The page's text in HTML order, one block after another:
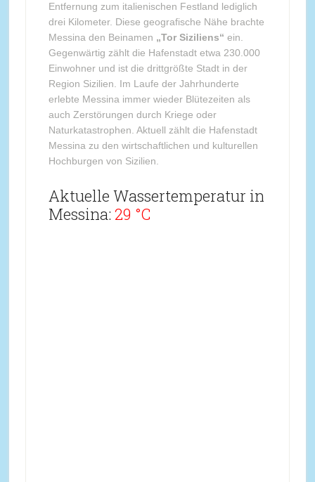
Entfernung zum italienischen Festland lediglich
drei Kilometer. Diese geografische Nähe brachte
Messina den Beinamen „Tor Siziliens“ ein.
Gegenwärtig zählt die Hafenstadt etwa 230.000
Einwohner und ist die drittgrößte Stadt in der
Region Sizilien. Im Laufe der Jahrhunderte
erlebte Messina immer wieder Blütezeiten als
auch Zerstörungen durch Kriege oder
Naturkatastrophen. Aktuell zählt die Hafenstadt
Messina zu den wirtschaftlichen und kulturellen
Hochburgen von Sizilien.
Aktuelle Wassertemperatur in
Messina: 29 °C